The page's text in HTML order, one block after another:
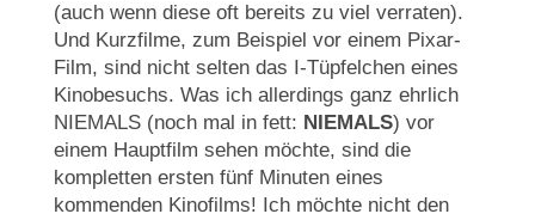
(auch wenn diese oft bereits zu viel verraten).
Und Kurzfilme, zum Beispiel vor einem Pixar-
Film, sind nicht selten das I-Tüpfelchen eines
Kinobesuchs. Was ich allerdings ganz ehrlich
NIEMALS (noch mal in fett: NIEMALS) vor
einem Hauptfilm sehen möchte, sind die
kompletten ersten fünf Minuten eines
kommenden Kinofilms! Ich möchte nicht den